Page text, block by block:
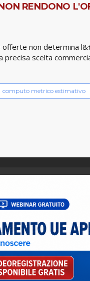
RENDONO
non determina
scelta
computo metrico estimativo